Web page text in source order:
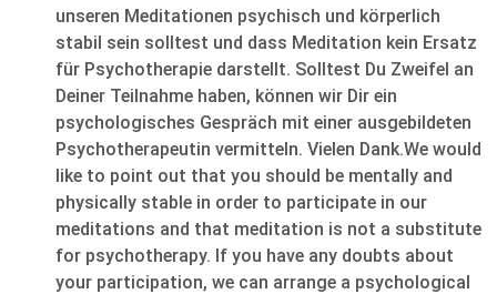
unseren Meditationen psychisch und körperlich
stabil sein solltest und dass Meditation kein Ersatz
für Psychotherapie darstellt. Solltest Du Zweifel an
Deiner Teilnahme haben, können wir Dir ein
psychologisches Gespräch mit einer ausgebildeten
Psychotherapeutin vermitteln. Vielen Dank.We would
like to point out that you should be mentally and
physically stable in order to participate in our
meditations and that meditation is not a substitute
for psychotherapy. If you have any doubts about
your participation, we can arrange a psychological